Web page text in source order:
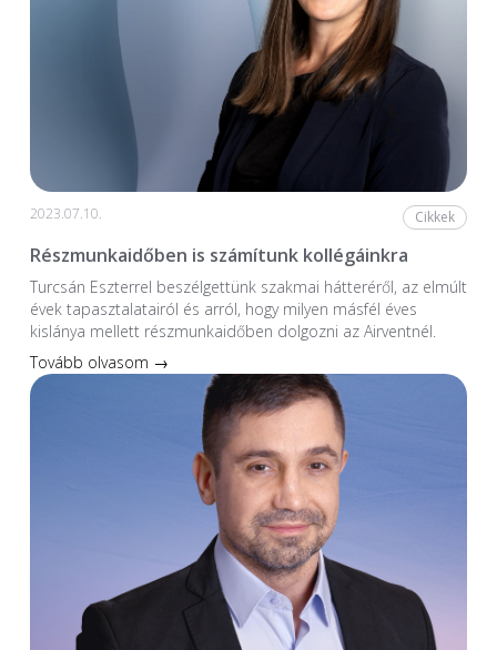
2023.07.10. Cikkek
Részmunkaidőben is számítunk kollégáinkra
Turcsán Eszterrel beszélgettünk szakmai hátteréről, az elmúlt
évek tapasztalatairól és arról, hogy milyen másfél éves
kislánya mellett részmunkaidőben dolgozni az Airventnél.
Tovább olvasom →